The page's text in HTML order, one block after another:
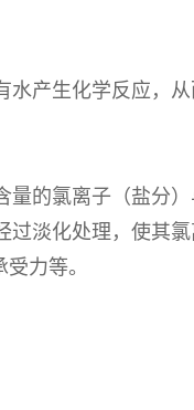
水产生化学反应，
量的氯离子（盐分
过淡化处理，使其
力等。